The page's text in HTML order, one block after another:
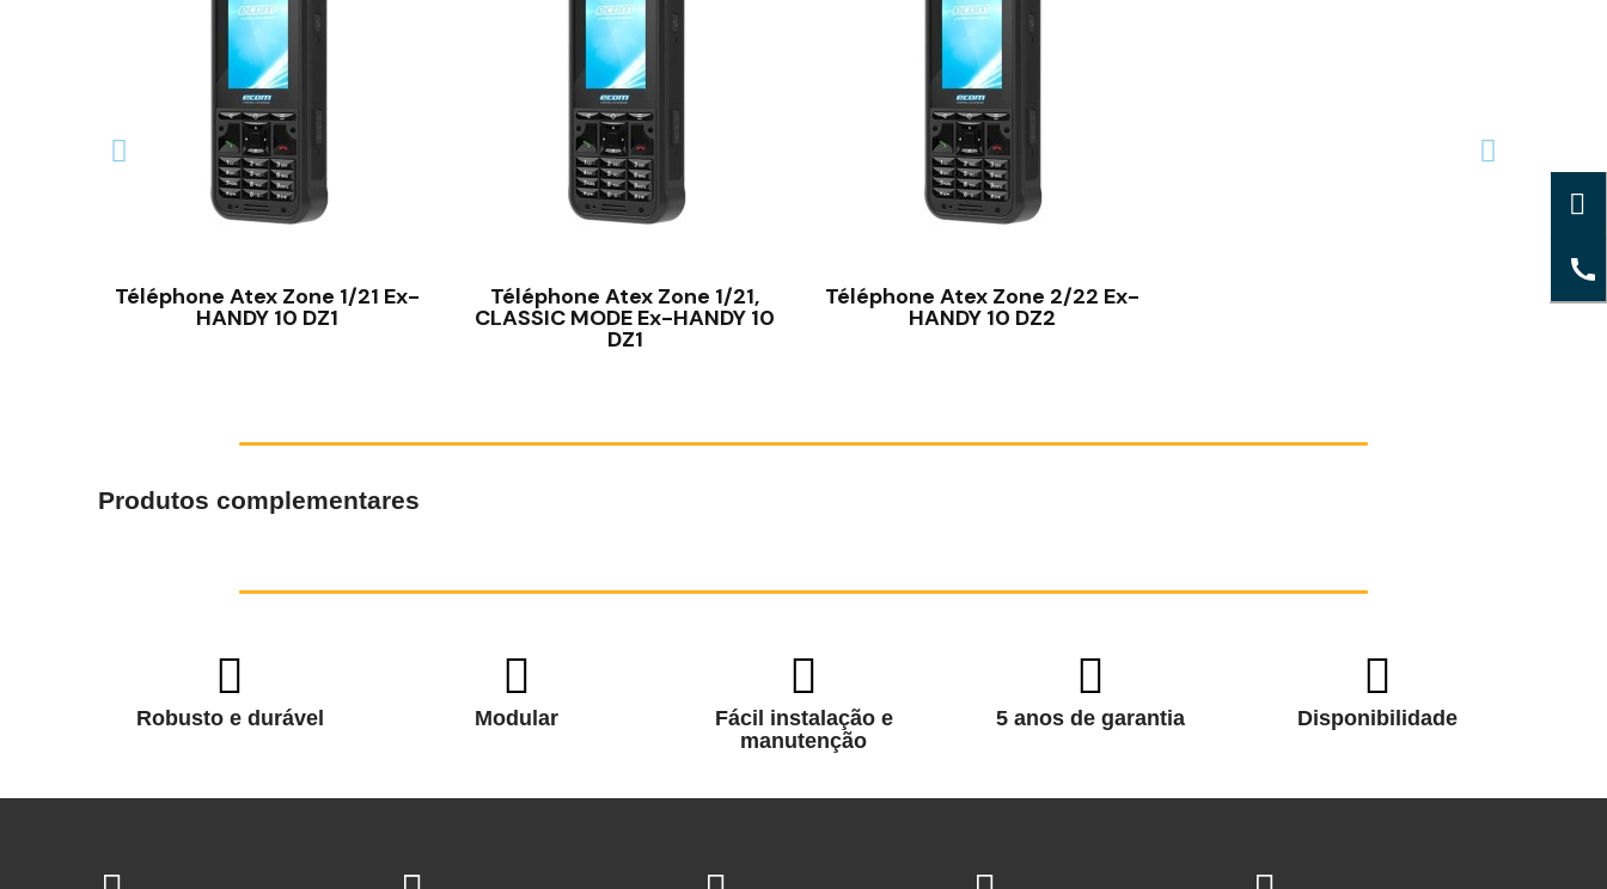
VISÃO RÁPIDA
Téléphone Atex Zone 1/21 Ex-
HANDY 10 DZ1
VISÃO RÁPIDA
Téléphone Atex Zone 1/21,
CLASSIC MODE Ex-HANDY 10
DZ1
VISÃO RÁPIDA
Téléphone Atex Zone 2/22 Ex-
HANDY 10 DZ2
Produtos complementares
Robusto e durável Modular
Fácil instalação e
manutenção
5 anos de garantia Disponibilidade